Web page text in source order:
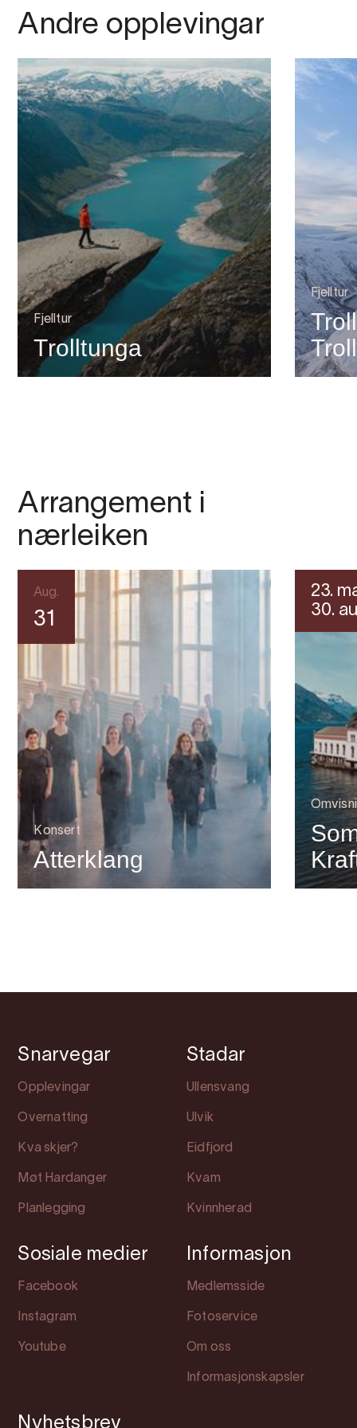
Andre opplevingar
Fjelltur
Trolltunga
Fjelltur
Arrangement i
nærleiken
Aug.
31
Konsert
Atterklang
23.
30.
Snarvegar
Opplevingar
Overnatting
Kva skjer?
Møt Hardanger
Planlegging
Stadar
Ullensvang
Ulvik
Eidfjord
Kvam
Kvinnherad
Sosiale medier
Facebook
Instagram
Youtube
Informasjon
Medlemsside
Fotoservice
Om oss
Informasjonskapsler
Nyhetsbrev